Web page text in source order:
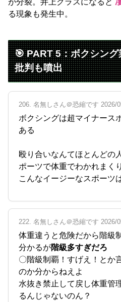
が分裂。井上クラスになると
る現象も発生中。
🎯 PART 5：ボクシン
批判も噴出
206. 名無しさん＠恐縮です 2026/
ボクシングは超マイナース
ある
殴り合いなんてほとんどの
ポーツで体重でわかれまくり
こんなイージーなスポーツ
222. 名無しさん＠恐縮です 2026/
体重違うと危険だから階級
分かるが階級多すぎだろ
〇階級制覇！すげえ！とか
のか分からねえよ
水抜き禁止して戻し体重管
るんじゃないのん？